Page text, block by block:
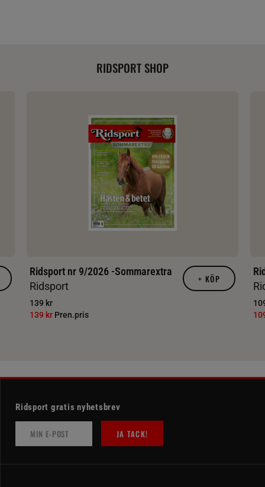
RIDSPORT SHOP
Ridsport nr 9/2026 -Sommarextra
Ridsport
139 kr
139 kr Pren.pris
+ KÖP
Ridsport gratis nyhetsbrev
JA TACK!